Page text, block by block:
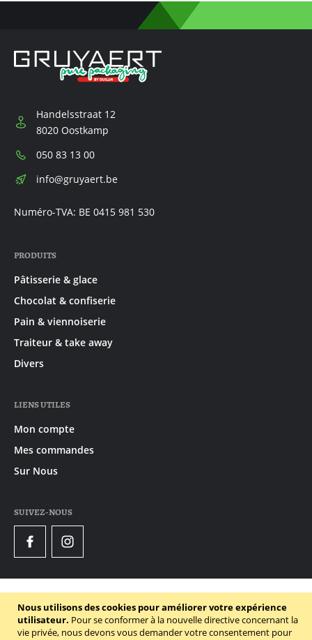
Nous utilisons des cookies pour améliorer votre expérience
utilisateur. Pour se conformer à la nouvelle directive concernant la
vie privée, nous devons vous demander votre consentement pour
Handelsstraat 12
8020 Oostkamp
Téléphone:
050 83 13 00
E-
info@gruyaert.be
Numéro-TVA: BE 0415 981 530
PRODUITS
Pâtisserie & glace
Chocolat & confiserie
Pain & viennoiserie
Traiteur & take away
Divers
LIENS UTILES
Mon compte
Mes commandes
Sur Nous
SUIVEZ-NOUS
FacebookInstagram
Declaration de confidentialité
Conditions générales